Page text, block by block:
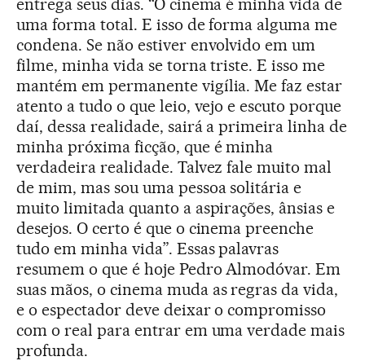
uma forma total. E isso de forma alguma me
condena. Se não estiver envolvido em um
filme, minha vida se torna triste. E isso me
mantém em permanente vigília. Me faz estar
atento a tudo o que leio, vejo e escuto porque
daí, dessa realidade, sairá a primeira linha de
minha próxima ficção, que é minha
verdadeira realidade. Talvez fale muito mal
de mim, mas sou uma pessoa solitária e
muito limitada quanto a aspirações, ânsias e
desejos. O certo é que o cinema preenche
tudo em minha vida”. Essas palavras
resumem o que é hoje Pedro Almodóvar. Em
suas mãos, o cinema muda as regras da vida,
e o espectador deve deixar o compromisso
com o real para entrar em uma verdade mais
profunda.